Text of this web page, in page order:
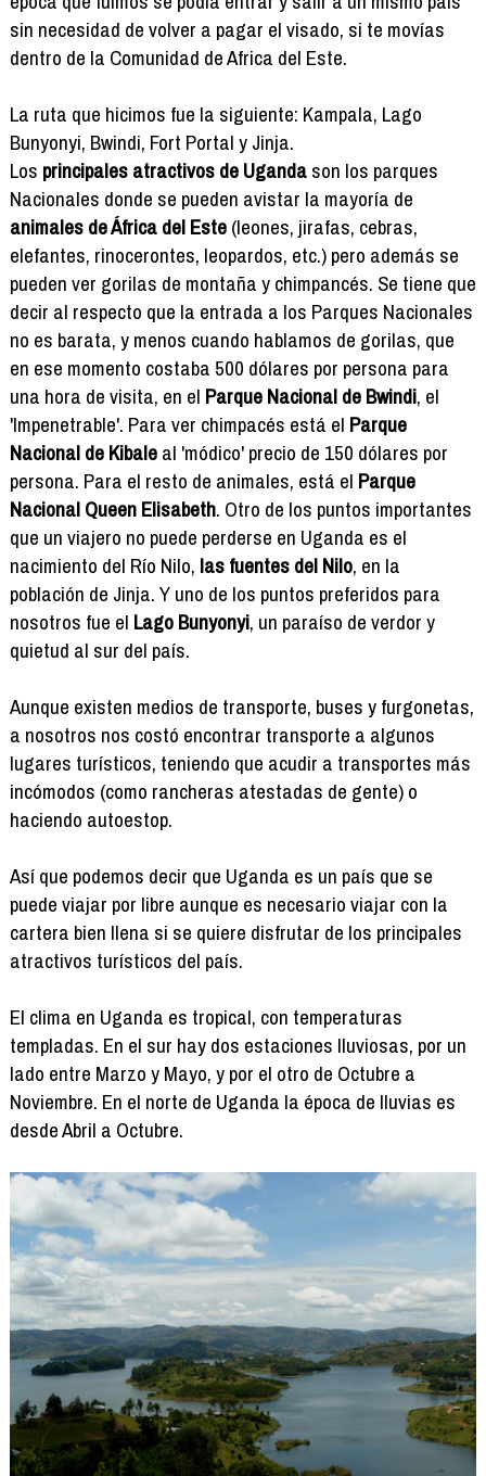
sin necesidad de volver a pagar el visado, si te movías
dentro de la Comunidad de Africa del Este.
La ruta que hicimos fue la siguiente: Kampala, Lago
Bunyonyi, Bwindi, Fort Portal y Jinja.
Los principales atractivos de Ugandason los parques
Nacionales donde se pueden avistar la mayoría de
animales de África del Este(leones, jirafas, cebras,
elefantes, rinocerontes, leopardos, etc.) pero además se
pueden ver gorilas de montaña y chimpancés. Se tiene que
decir al respecto que la entrada a los Parques Nacionales
no es barata, y menos cuando hablamos de gorilas, que
en ese momento costaba 500 dólares por persona para
una hora de visita, en el Parque Nacional de Bwindi, el
'Impenetrable'. Para ver chimpacés está el Parque
Nacional de Kibaleal 'módico' precio de 150 dólares por
persona. Para el resto de animales, está el Parque
Nacional Queen Elisabeth. Otro de los puntos importantes
que un viajero no puede perderse en Uganda es el
nacimiento del Río Nilo, las fuentes del Nilo, en la
población de Jinja. Y uno de los puntos preferidos para
nosotros fue el Lago Bunyonyi, un paraíso de verdor y
quietud al sur del país.
Aunque existen medios de transporte, buses y furgonetas,
a nosotros nos costó encontrar transporte a algunos
lugares turísticos, teniendo que acudir a transportes más
incómodos (como rancheras atestadas de gente) o
haciendo autoestop.
Así que podemos decir que Uganda es un país que se
puede viajar por libre aunque es necesario viajar con la
cartera bien llena si se quiere disfrutar de los principales
atractivos turísticos del país.
El clima en Uganda es tropical, con temperaturas
templadas. En el sur hay dos estaciones lluviosas, por un
lado entre Marzo y Mayo, y por el otro de Octubre a
Noviembre. En el norte de Uganda la época de lluvias es
desde Abril a Octubre.